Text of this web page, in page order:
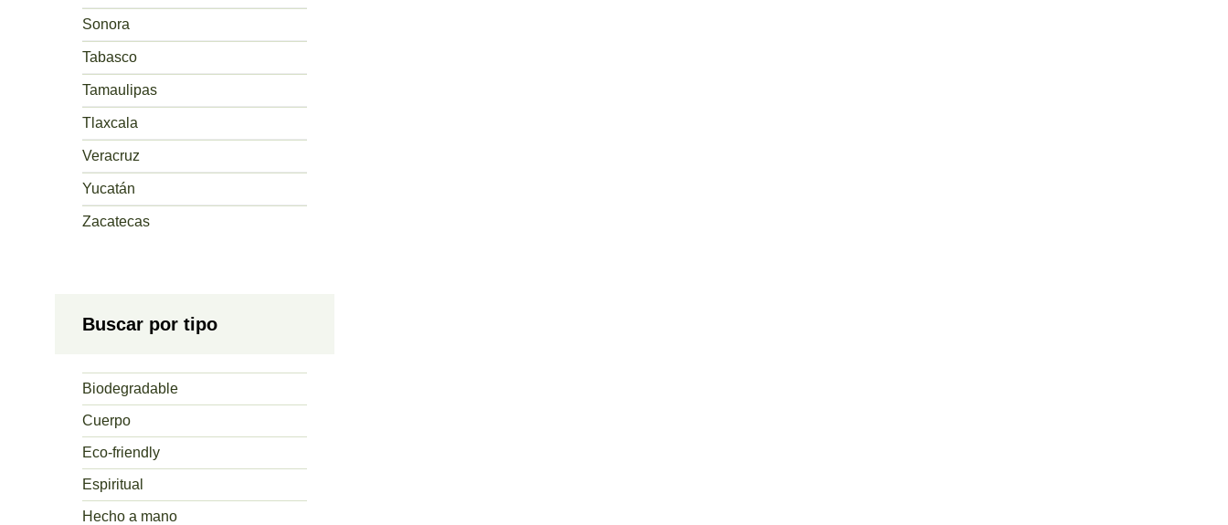
Sonora
Tabasco
Tamaulipas
Tlaxcala
Veracruz
Yucatán
Zacatecas
Buscar por tipo
Biodegradable
Cuerpo
Eco-friendly
Espiritual
Hecho a mano